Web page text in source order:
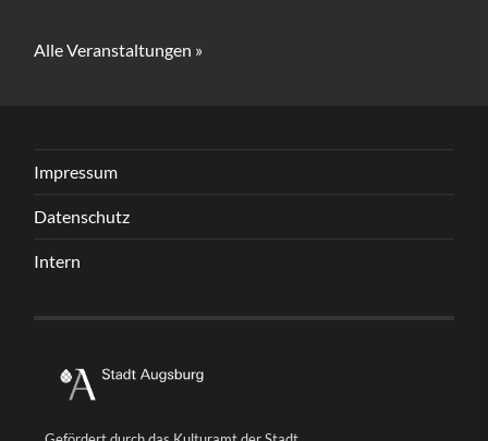
Alle Veranstaltungen »
Impressum
Datenschutz
Intern